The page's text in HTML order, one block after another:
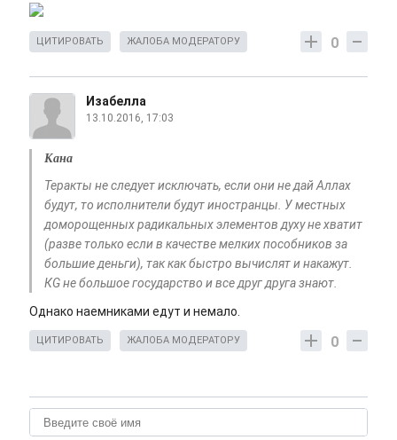
0
ЦИТИРОВАТЬ ЖАЛОБА МОДЕРАТОРУ
Изабелла
13.10.2016, 17:03
Кана
Теракты не следует исключать, если они не дай Аллах
будут, то исполнители будут иностранцы. У местных
доморощенных радикальных элементов духу не хватит
(разве только если в качестве мелких пособников за
большие деньги), так как быстро вычислят и накажут.
КG не большое государство и все друг друга знают.
Однако наемниками едут и немало.
0
ЦИТИРОВАТЬ ЖАЛОБА МОДЕРАТОРУ